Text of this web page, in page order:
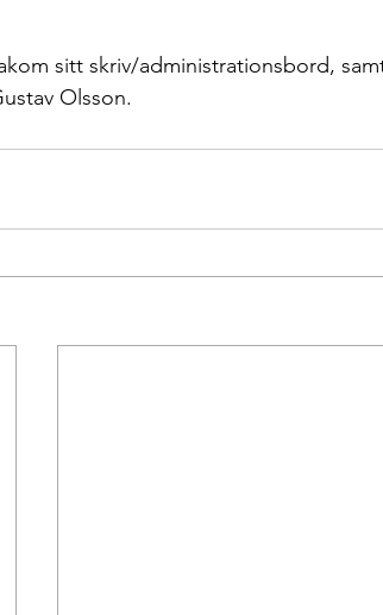
Olsson.